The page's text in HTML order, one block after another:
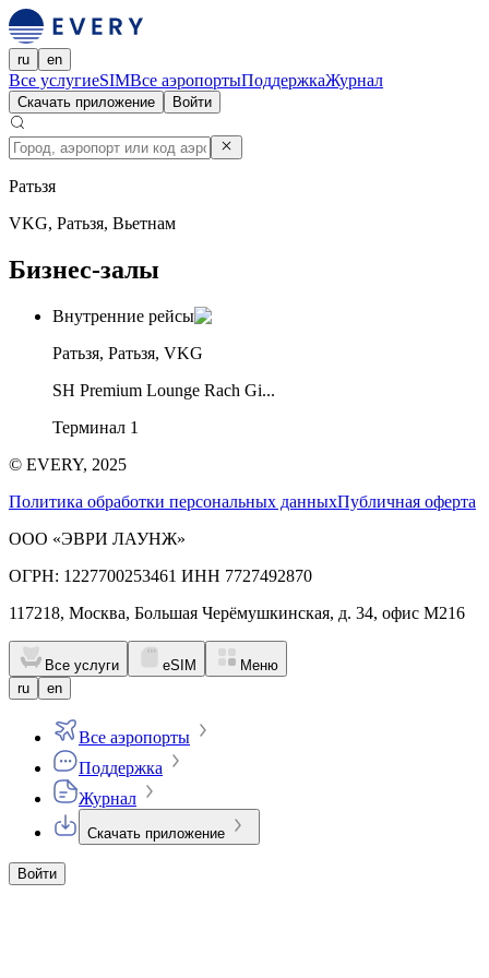
ru en
Все услугиeSIMВсе аэропортыПоддержкаЖурнал
Скачать приложение Войти
Ратьзя
VKG, Ратьзя, Вьетнам
Бизнес-залы
Внутренние рейсы
Ратьзя, Ратьзя, VKG
SH Premium Lounge Rach Gi...
Терминал 1
© EVERY, 2025
Политика обработки персональных данныхПубличная оферта
ООО «ЭВРИ ЛАУНЖ»
ОГРН: 1227700253461 ИНН 7727492870
117218, Москва, Большая Черёмушкинская, д. 34, офис М216
Все услуги eSIM
Меню
ru
en
Все аэропорты
Поддержка
Журнал
Скачать приложение
Войти